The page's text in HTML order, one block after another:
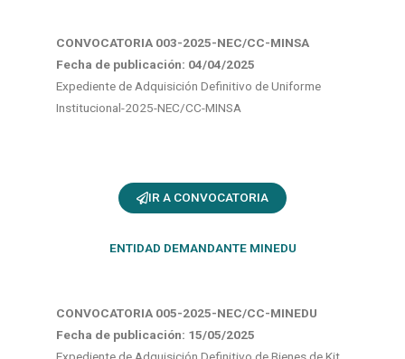
CONVOCATORIA 003-2025-NEC/CC-MINSA
Fecha de publicación: 04/04/2025
Expediente de Adquisición Definitivo de Uniforme
Institucional-2025-NEC/CC-MINSA
IR A CONVOCATORIA
ENTIDAD DEMANDANTE MINEDU
CONVOCATORIA 005-2025-NEC/CC-MINEDU
Fecha de publicación: 15/05/2025
Expediente de Adquisición Definitivo de Bienes de Kit